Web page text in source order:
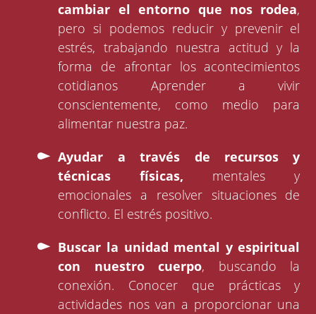
cambiar el entorno que nos rodea,
pero si podemos reducir y prevenir el
estrés, trabajando nuestra actitud y la
forma de afrontar los acontecimientos
cotidianos Aprender a vivir
conscientemente, como medio para
alimentar nuestra paz.
Ayudar a través de recursos y
técnicas físicas, mentales y
emocionales a resolver situaciones de
conflicto. El estrés positivo.
Buscar la unidad mental y espiritual
con nuestro cuerpo, buscando la
conexión. Conocer que prácticas y
actividades nos van a proporcionar una